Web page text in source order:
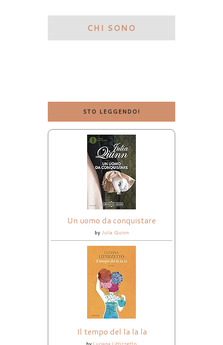
CHI SONO
STO LEGGENDO!
Un uomo da conquistare
by Julia Quinn
Il tempo del la la la